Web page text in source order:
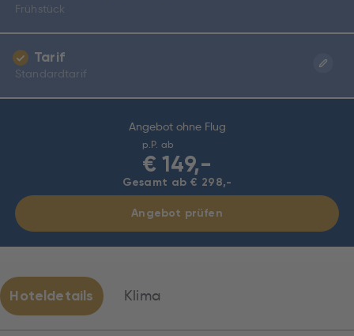
Angebot ohne Flug
p.P. ab
€ 149,-
Gesamt ab € 298,-
Angebot prüfen
Frühstück
Tarif
Standardtarif
Hoteldetails Klima